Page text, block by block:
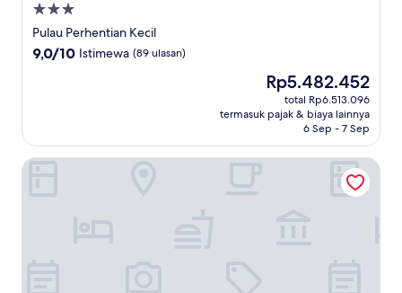
Properti
bintang
3.0
Pulau Perhentian Kecil
9.0
9,0/10 Istimewa (89 ulasan)
Harga
sekarang
Rp5.482.452
Rp5.482.452
total Rp6.513.096
termasuk pajak & biaya lainnya
6 Sep - 7 Sep
Perhentian Tropicana Inn